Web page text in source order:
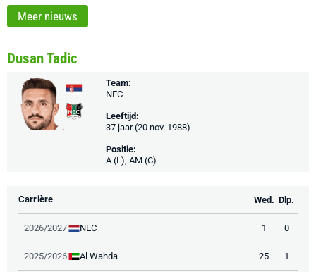
Meer nieuws
Dusan Tadic
Team:
NEC
Leeftijd:
37 jaar (20 nov. 1988)
Positie:
A (L), AM (C)
Carrière Wed. Dlp.
2026/2027 NEC 1 0
2025/2026 Al Wahda 25 1